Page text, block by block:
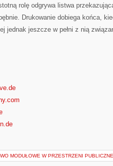
rolę odgrywa listwa
Drukowanie dobiega końca,
jednak jeszcze w pełni z nią
MODUŁOWE W PRZESTRZENI